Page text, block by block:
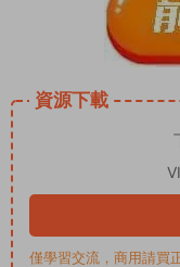
資源下載
僅學習交流，商用請買